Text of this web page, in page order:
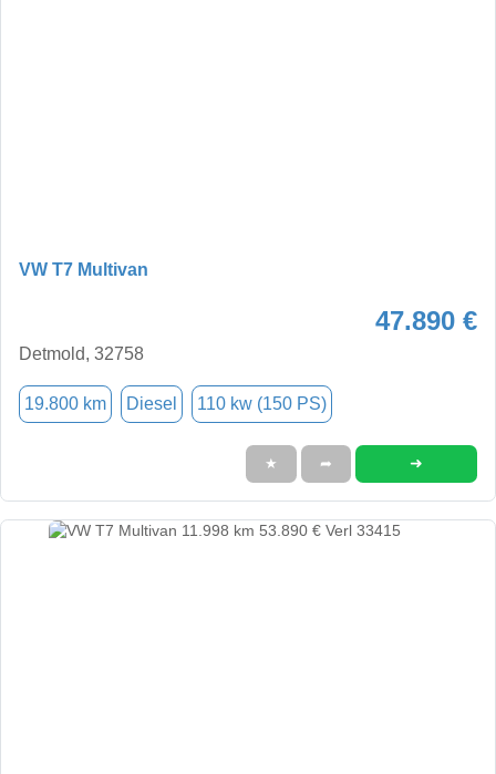
VW T7 Multivan
47.890 €
Detmold, 32758
19.800 km Diesel 110 kw (150 PS)
★ ➦ ➜